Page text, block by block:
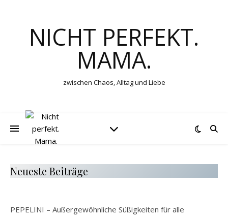
NICHT PERFEKT.
MAMA.
zwischen Chaos, Alltag und Liebe
Neueste Beiträge
PEPELINI – Außergewöhnliche Süßigkeiten für alle